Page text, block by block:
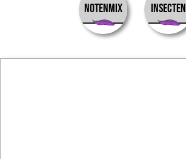
NOTENMIX INSECTEN